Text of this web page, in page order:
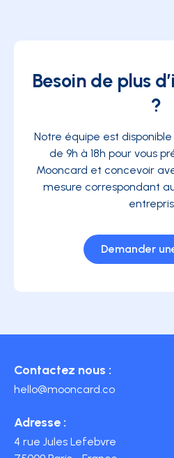
Besoin de plus
?
Notre équipe est
de 9h à 18h pour vous
Mooncard et concevoir
mesure correspondant
Demander
Contactez nous :
hello@mooncard.co
Adresse :
4 rue Jules Lefebvre